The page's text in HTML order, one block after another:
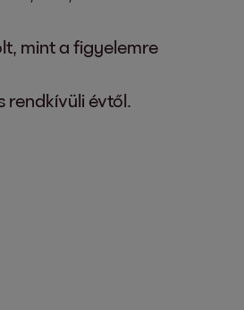
mint a figyelemre
rendkívüli évtől.